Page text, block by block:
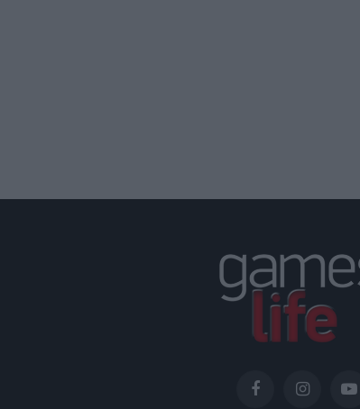
FacebookInstagram